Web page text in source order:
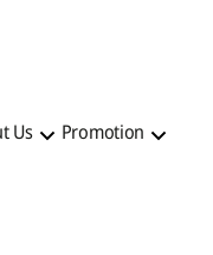
Us Promotion